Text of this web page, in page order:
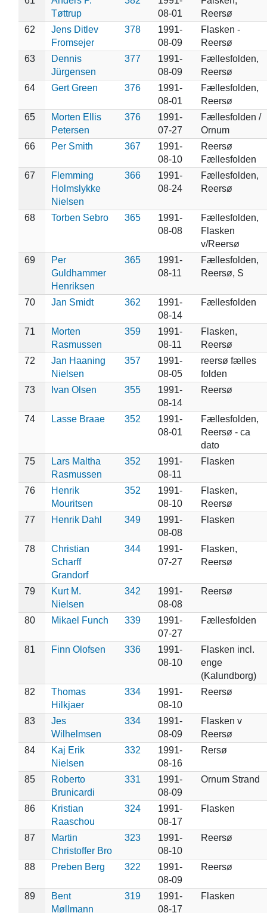
Tøttrup
08-01
Reersø
62
Jens Ditlev
Fromsejer
378
1991-
08-09
Flasken -
Reersø
63
Dennis
Jürgensen
377
1991-
08-09
Fællesfolden,
Reersø
64
Gert Green 376
1991-
08-01
Fællesfolden,
Reersø
65
Morten Ellis
Petersen
376
1991-
07-27
Fællesfolden /
Ornum
66
Per Smith 367
1991-
08-10
Reersø
Fællesfolden
67
Flemming
Holmslykke
Nielsen
366
1991-
08-24
Fællesfolden,
Reersø
68 Torben Sebro 365
1991-
08-08
Fællesfolden,
Flasken
v/Reersø
69
Per
Guldhammer
Henriksen
365
1991-
08-11
Fællesfolden,
Reersø, S
70 Jan Smidt 362
1991-
08-14
Fællesfolden
71
Morten
Rasmussen
359
1991-
08-11
Flasken,
Reersø
72
Jan Haaning
Nielsen
357
1991-
08-05
reersø fælles
folden
73
Ivan Olsen 355
1991-
08-14
Reersø
74 Lasse Braae 352
1991-
08-01
Fællesfolden,
Reersø - ca
dato
75
Lars Maltha
Rasmussen
352
1991-
08-11
Flasken
76
Henrik
Mouritsen
352
1991-
08-10
Flasken,
Reersø
77
Henrik Dahl 349
1991-
08-08
Flasken
78
Christian
Scharff
Grandorf
344
1991-
07-27
Flasken,
Reersø
79
Kurt M.
Nielsen
342
1991-
08-08
Reersø
80 Mikael Funch 339
1991-
07-27
Fællesfolden
81 Finn Olofsen 336
1991-
08-10
Flasken incl.
enge
(Kalundborg)
82
Thomas
Hilkjaer
334
1991-
08-10
Reersø
83
Jes
Wilhelmsen
334
1991-
08-09
Flasken v
Reersø
84
Kaj Erik
Nielsen
332
1991-
08-16
Rersø
85
Roberto
Brunicardi
331
1991-
08-09
Ornum Strand
86
Kristian
Raaschou
324
1991-
08-17
Flasken
87
Martin
Christoffer Bro
323
1991-
08-10
Reersø
88 Preben Berg 322
1991-
08-09
Reersø
89
Bent
Møllmann
319
1991-
08-17
Flasken